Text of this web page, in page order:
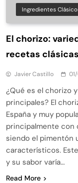
Ingredientes
El chorizo:
recetas clásicas
Javier Castillo
¿Qué es el chorizo
principales? El
España y muy
principalmente con
siendo el pimentón
característicos.
y su sabor varía…
Read More